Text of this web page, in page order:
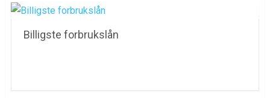
Billigste forbrukslån